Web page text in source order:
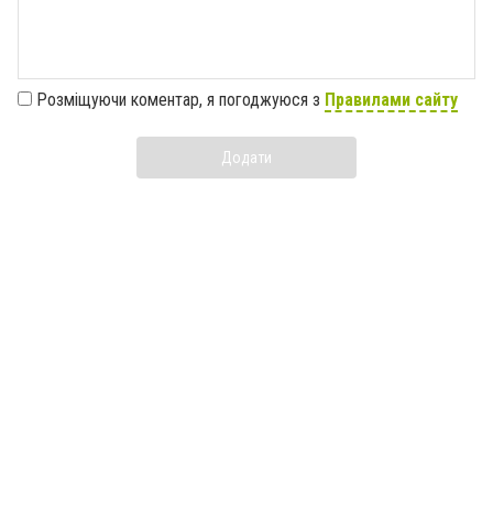
Розміщуючи коментар, я погоджуюся з Правилами сайту
Додати